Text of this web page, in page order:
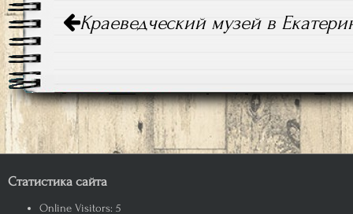
поКраеведческий музей в
Статистика сайта
Online Visitors: 5